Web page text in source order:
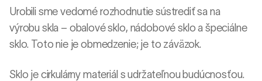
Urobili sme vedomé rozhodnutie sústrediť sa na
výrobu skla – obalové sklo, nádobové sklo a špeciálne
sklo. Toto nie je obmedzenie; je to záväzok.
Sklo je cirkulárny materiál s udržateľnou budúcnosťou.